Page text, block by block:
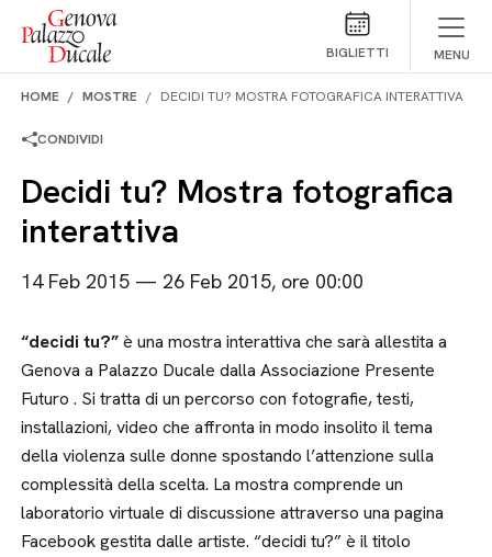
Salta al contenuto
BIGLIETTI MENU
HOME MOSTRE DECIDI TU? MOSTRA FOTOGRAFICA INTERATTIVA
CONDIVIDI
Decidi tu? Mostra fotografica
interattiva
14 Feb 2015 — 26 Feb 2015, ore 00:00
“decidi tu?”è una mostra interattiva che sarà allestita a
Genova a Palazzo Ducale dalla Associazione Presente
Futuro . Si tratta di un percorso con fotografie, testi,
installazioni, video che affronta in modo insolito il tema
della violenza sulle donne spostando l’attenzione sulla
complessità della scelta. La mostra comprende un
laboratorio virtuale di discussione attraverso una pagina
Facebook gestita dalle artiste. “decidi tu?” è il titolo